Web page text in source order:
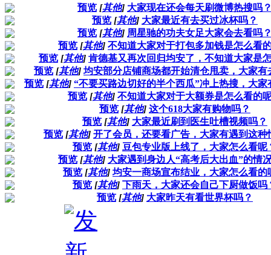
预览 [其他] 大家现在还会每天刷微博热搜吗
预览 [其他] 大家最近有去买过冰杯吗？
预览 [其他] 周星驰的功夫女足大家会去看吗
预览 [其他] 不知道大家对于打包多加钱是怎么看
预览 [其他] 肯德基又再次回归均安了，不知道大家是
预览 [其他] 均安部分店铺商场都开始清仓甩卖，大家有
预览 [其他] “不要买路边切好的半个西瓜”冲上热搜，大家
预览 [其他] 不知道大家对于大额券是怎么看的
预览 [其他] 这个618大家有购物吗？
预览 [其他] 大家最近刷到医生吐槽视频吗？
预览 [其他] 开了会员，还要看广告，大家有遇到这种
预览 [其他] 豆包专业版上线了，大家怎么看呢
预览 [其他] 大家遇到身边人“高考后大出血”的情
预览 [其他] 均安一商场宣布结业，大家怎么看的
预览 [其他] 下雨天，大家还会自己下厨做饭吗
预览 [其他] 大家昨天有看世界杯吗？